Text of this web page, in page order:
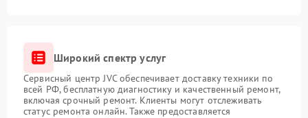
Широкий спектр услуг
Сервисный центр JVC обеспечивает доставку техники по
всей РФ, бесплатную диагностику и качественный ремонт,
включая срочный ремонт. Клиенты могут отслеживать
статус ремонта онлайн. Также предоставляется